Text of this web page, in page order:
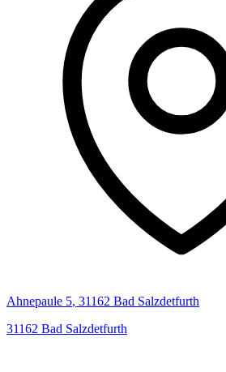
Ahnepaule 5, 31162 Bad Salzdetfurth
31162 Bad Salzdetfurth